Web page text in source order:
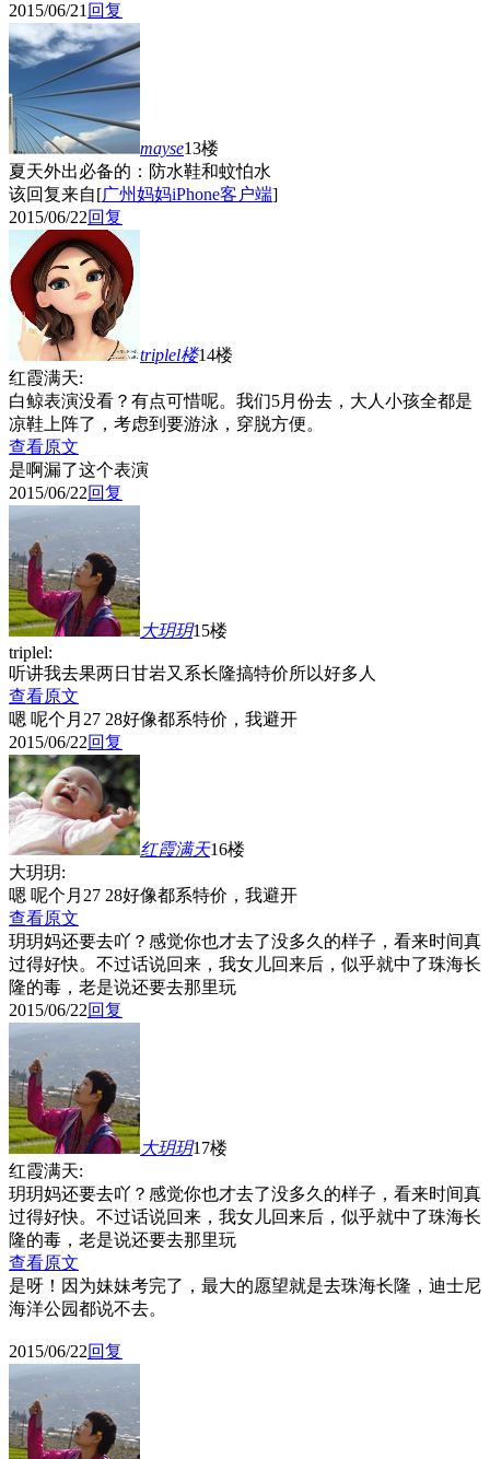
2015/06/21回复
mayse13楼
夏天外出必备的：防水鞋和蚊怕水
该回复来自[广州妈妈iPhone客户端]
2015/06/22回复
triplel楼14楼
红霞满天:
白鲸表演没看？有点可惜呢。我们5月份去，大人小孩全都是
凉鞋上阵了，考虑到要游泳，穿脱方便。
查看原文
是啊漏了这个表演
2015/06/22回复
大玥玥15楼
triplel:
听讲我去果两日甘岩又系长隆搞特价所以好多人
查看原文
嗯 呢个月27 28好像都系特价，我避开
2015/06/22回复
红霞满天16楼
大玥玥:
嗯 呢个月27 28好像都系特价，我避开
查看原文
玥玥妈还要去吖？感觉你也才去了没多久的样子，看来时间真
过得好快。不过话说回来，我女儿回来后，似乎就中了珠海长
隆的毒，老是说还要去那里玩
2015/06/22回复
大玥玥17楼
红霞满天:
玥玥妈还要去吖？感觉你也才去了没多久的样子，看来时间真
过得好快。不过话说回来，我女儿回来后，似乎就中了珠海长
隆的毒，老是说还要去那里玩
查看原文
是呀！因为妹妹考完了，最大的愿望就是去珠海长隆，迪士尼
海洋公园都说不去。
2015/06/22回复